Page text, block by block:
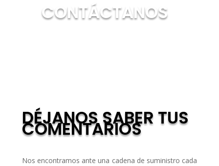
CONTÁCTANOS
DÉJANOS SABER TUS
COMENTARIOS
Nos encontramos ante una cadena de suministro cada